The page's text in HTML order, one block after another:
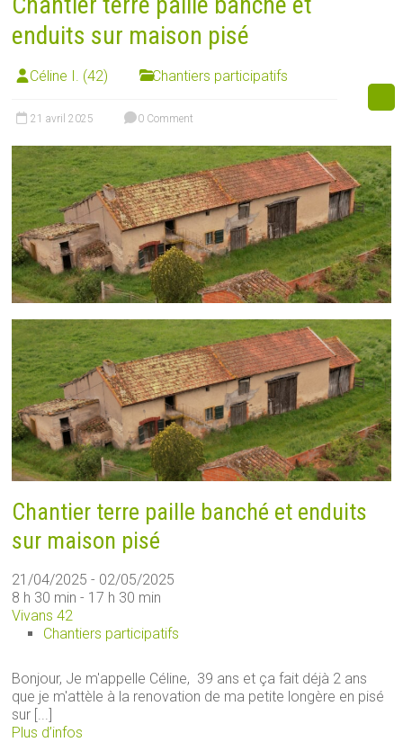
enduits sur maison pisé
Céline I. (42) Chantiers participatifs
21 avril 2025 0 Comment
Chantier terre paille banché et enduits
sur maison pisé
21/04/2025 - 02/05/2025
8 h 30 min - 17 h 30 min
Vivans 42
Chantiers participatifs
Bonjour, Je m'appelle Céline, 39 ans et ça fait déjà 2 ans
que je m'attèle à la renovation de ma petite longère en pisé
sur [...]
Plus d’infos